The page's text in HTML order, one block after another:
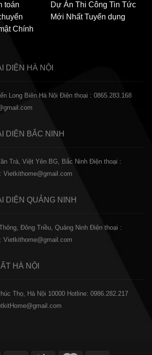
toán
Chính
Dự Án Thi Công Tin Tức
Mới Nhất Tuyển dụng
DIỆN HÀ NỘI
Long Biên Hà Nội Điện thoại : 0865.283.168
DIỆN BẮC NINH
Trà, Việt Yên BG, Bắc Ninh Điện thoại :
Vietkithome@gmail.com
DIỆN QUẢNG NINH
Đông Triều, Quảng Ninh Điện thoại :
Vietkithome@gmail.com
HÀ NỘI
Thọ, Hà Nội 10000 Hotline: 0986.282.217